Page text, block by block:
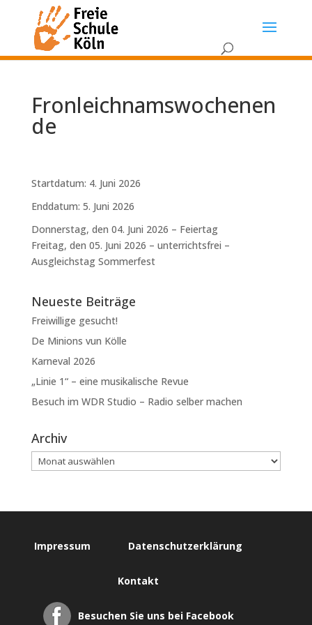
Fronleichnamswochenen
de
Startdatum: 4. Juni 2026
Enddatum: 5. Juni 2026
Donnerstag, den 04. Juni 2026 – Feiertag
Freitag, den 05. Juni 2026 – unterrichtsfrei –
Ausgleichstag Sommerfest
Neueste Beiträge
Freiwillige gesucht!
De Minions vun Kölle
Karneval 2026
„Linie 1“ – eine musikalische Revue
Besuch im WDR Studio – Radio selber machen
Archiv
Impressum Datenschutzerklärung
Kontakt
Besuchen Sie uns bei Facebook